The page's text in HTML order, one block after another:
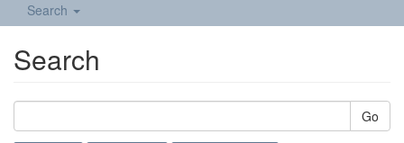
Search
Search
Go